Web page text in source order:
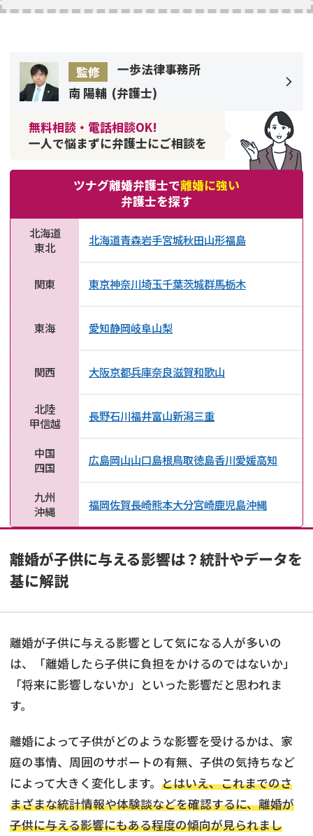
監修
一歩法律事務所
南 陽輔 (弁護士)
無料相談・電話相談OK!
一人で悩まずに弁護士にご相談を
ツナグ離婚弁護士で離婚に強い
弁護士を探す
北海道
東北
北海道青森岩手宮城秋田山形福島
関東 東京神奈川埼玉千葉茨城群馬栃木
東海 愛知静岡岐阜山梨
関西 大阪京都兵庫奈良滋賀和歌山
北陸
甲信越
長野石川福井富山新潟三重
中国
四国
広島岡山山口島根鳥取徳島香川愛媛高知
九州
沖縄
福岡佐賀長崎熊本大分宮崎鹿児島沖縄
離婚が子供に与える影響は？統計やデータを
基に解説
離婚が子供に与える影響として気になる人が多いの
は、「離婚したら子供に負担をかけるのではないか」
「将来に影響しないか」といった影響だと思われま
す。
離婚によって子供がどのような影響を受けるかは、家
庭の事情、周囲のサポートの有無、子供の気持ちなど
によって大きく変化します。 とはいえ、これまでのさ
まざまな統計情報や体験談などを確認するに、離婚が
子供に与える影響にもある程度の傾向が見られまし